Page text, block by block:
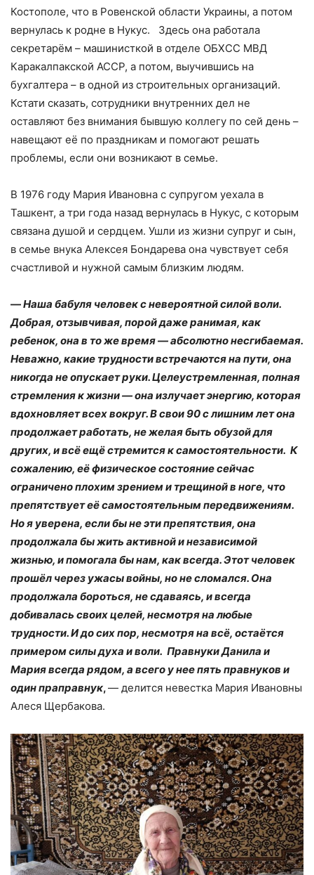
Костополе, что в Ровенской области Украины, а потом
вернулась к родне в Нукус. Здесь она работала
секретарём – машинисткой в отделе ОБХСС МВД
Каракалпакской АССР, а потом, выучившись на
бухгалтера – в одной из строительных организаций.
Кстати сказать, сотрудники внутренних дел не
оставляют без внимания бывшую коллегу по сей день –
навещают её по праздникам и помогают решать
проблемы, если они возникают в семье.
В 1976 году Мария Ивановна с супругом уехала в
Ташкент, а три года назад вернулась в Нукус, с которым
связана душой и сердцем. Ушли из жизни супруг и сын,
в семье внука Алексея Бондарева она чувствует себя
счастливой и нужной самым близким людям.
—Наша бабуля человек с невероятной силой воли.
Добрая, отзывчивая, порой даже ранимая, как
ребенок, она в то же время — абсолютно несгибаемая.
Неважно, какие трудности встречаются на пути, она
никогда не опускает руки. Целеустремленная, полная
стремления к жизни — она излучает энергию, которая
вдохновляет всех вокруг. В свои 90 с лишним лет она
продолжает работать, не желая быть обузой для
других, и всё ещё стремится к самостоятельности. К
сожалению, её физическое состояние сейчас
ограничено плохим зрением и трещиной в ноге, что
препятствует её самостоятельным передвижениям.
Но я уверена, если бы не эти препятствия, она
продолжала бы жить активной и независимой
жизнью, и помогала бы нам, как всегда. Этот человек
прошёл через ужасы войны, но не сломался. Она
продолжала бороться, не сдаваясь, и всегда
добивалась своих целей, несмотря на любые
трудности. И до сих пор, несмотря на всё, остаётся
примером силы духа и воли. Правнуки Данила и
Мария всегда рядом, а всего у нее пять правнуков и
один праправнук,— делится невестка Мария Ивановны
Алеся Щербакова.